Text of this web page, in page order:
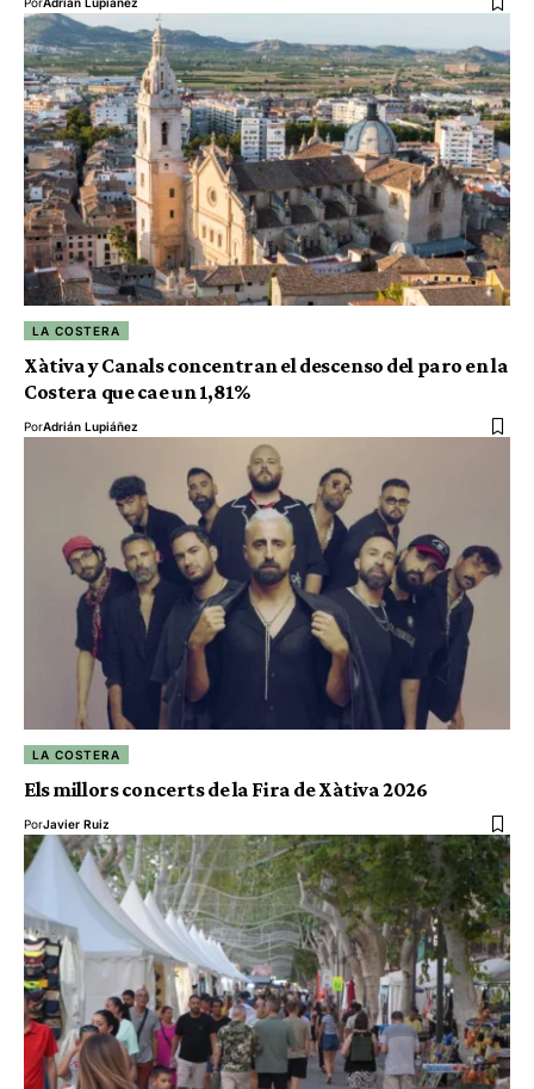
LA COSTERA
Xàtiva y Canals concentran el descenso del paro en la
Costera que cae un 1,81%
PorAdrián Lupiáñez
LA COSTERA
Els millors concerts de la Fira de Xàtiva 2026
PorJavier Ruiz